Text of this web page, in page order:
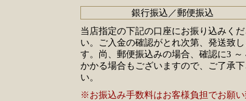
銀行振込／郵便振込
当店指定の下記の口座にお振り込みくだ
い。ご入金の確認がとれ次第、発送致し
す。尚、郵便振込みの場合、確認に3 ～
かかる場合もございますので、ご了承下
い。
※お振込み手数料はお客様負担でお願い